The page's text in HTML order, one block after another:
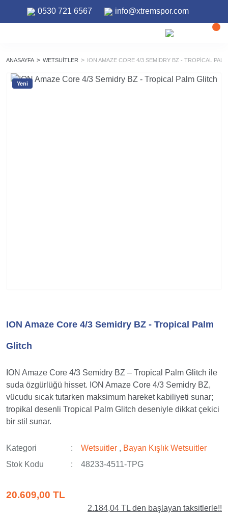
0530 721 6567 info@xtremspor.com
ANASAYFA WETSUITLER ION AMAZE CORE 4/3 SEMIDRY BZ - TROPICAL
Yeni
ION Amaze Core 4/3 Semidry BZ - Tropical Palm
Glitch
ION Amaze Core 4/3 Semidry BZ – Tropical Palm Glitch ile
suda özgürlüğü hisset. ION Amaze Core 4/3 Semidry BZ,
vücudu sıcak tutarken maksimum hareket kabiliyeti sunar;
tropikal desenli Tropical Palm Glitch deseniyle dikkat çekici
bir stil sunar.
Kategori Wetsuitler , Bayan Kışlık Wetsuitler
Stok Kodu
48233-4511-TPG
20.609,00 TL
2.184,04 TL den başlayan taksitlerle!!